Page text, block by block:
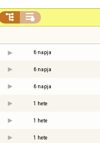
 
6 napja
6 napja
6 napja
1 hete
1 hete
1 hete